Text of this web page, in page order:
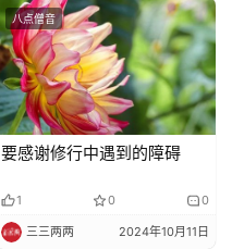
八点僧音
要感谢修行中遇到的障碍
1 0 0
三三两两 2024年10月11日